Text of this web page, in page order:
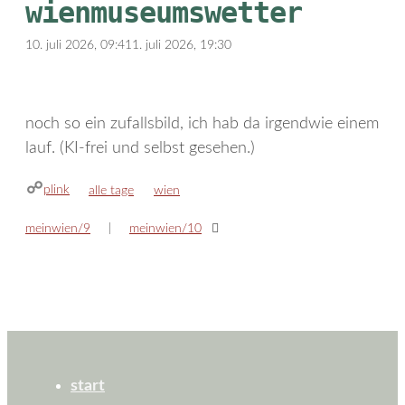
wienmuseumswetter
10. juli 2026, 09:41 1. juli 2026, 19:30
noch so ein zufallsbild, ich hab da irgendwie einem
lauf. (KI-frei und selbst gesehen.)
plink kategorien
alle tage schlagwörter
wien
meinwien/9 meinwien/10
start